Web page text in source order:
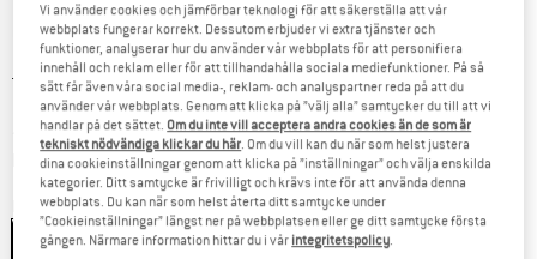
Ursprungligt pris :
14,95€
Pris:
11,96€ inkl. moms
KR130,91
plus fraktkostnaderInformation om fraktkostnader. Öppnas i en inforuta
Färg:Black
Black
Vi använder cookies och jämförbar teknologi för att säkerställa att vår
webbplats fungerar korrekt. Dessutom erbjuder vi extra tjänster och
funktioner, analyserar hur du använder vår webbplats för att personifiera
innehåll och reklam eller för att tillhandahålla sociala mediefunktioner. På så
sätt får även våra social media-, reklam- och analyspartner reda på att du
använder vår webbplats. Genom att klicka på ”välj alla” samtycker du till att vi
handlar på det sättet. Om du inte vill acceptera andra cookies än de som är
tekniskt nödvändiga klickar du här. Om du vill kan du när som helst justera
dina cookieinställningar genom att klicka på ”inställningar” och välja enskilda
kategorier. Ditt samtycke är frivilligt och krävs inte för att använda denna
webbplats. Du kan när som helst återta ditt samtycke under
”Cookieinställningar” längst ner på webbplatsen eller ge ditt samtycke första
gången. Närmare information hittar du i vår integritetspolicy.